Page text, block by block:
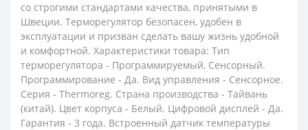
со строгими стандартами качества, принятыми в
Швеции. Терморегулятор безопасен, удобен в
эксплуатации и призван сделать вашу жизнь удобной
и комфортной. Характеристики товара: Тип
терморегулятора - Программируемый, Сенсорный.
Программирование - Да. Вид управления - Сенсорное.
Серия - Thermoreg. Страна производства - Тайвань
(китай). Цвет корпуса - Белый. Цифровой дисплей - Да.
Гарантия - 3 года. Встроенный датчик температуры